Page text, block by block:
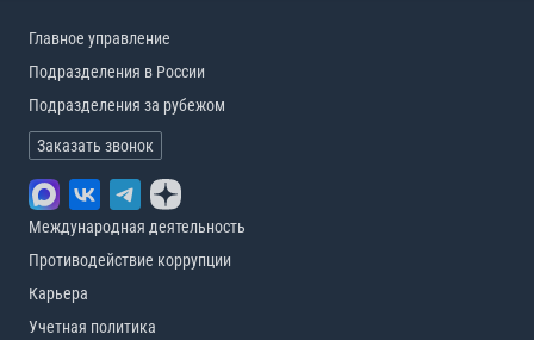
Главное управление
Подразделения в России
Подразделения за рубежом
Заказать звонок
Международная деятельность
Противодействие коррупции
Карьера
Учетная политика